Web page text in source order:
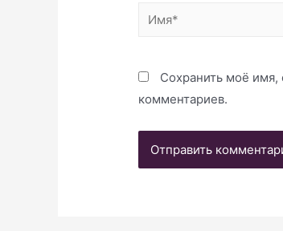
Имя*
Сохранить моё имя,
комментариев.